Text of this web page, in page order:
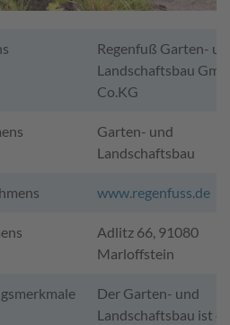
Regenfuß Garten-
Landschaftsbau
Co.KG
Garten- und
Landschaftsbau
www.regenfuss.de
Adlitz 66, 91080
Marloffstein
Der Garten- und
Landschaftsbau ist